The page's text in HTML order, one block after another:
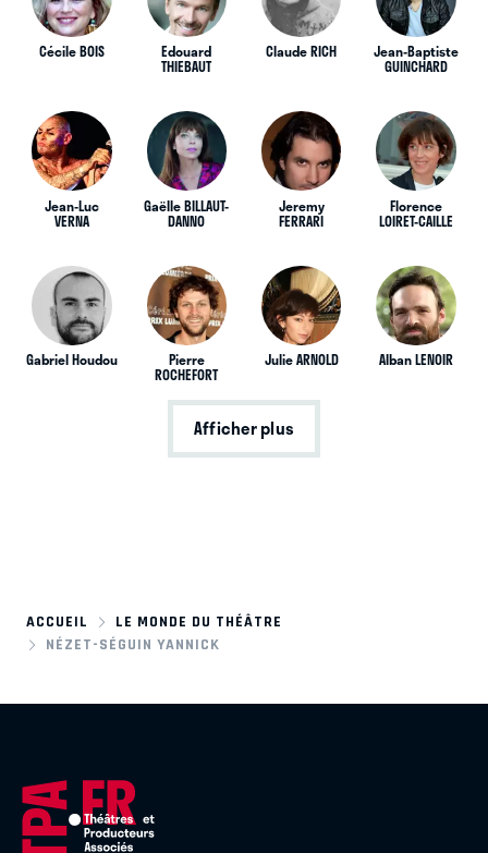
Cécile BOIS Edouard
THIEBAUT
Claude RICH Jean-Baptiste
GUINCHARD
Jean-Luc
VERNA
Gaëlle BILLAUT-
DANNO
Jeremy
FERRARI
Florence
LOIRET-CAILLE
Gabriel Houdou Pierre
ROCHEFORT
Julie ARNOLD Alban LENOIR
Afficher plus
ACCUEIL
LE MONDE DU THÉÂTRE
NÉZET-SÉGUIN YANNICK